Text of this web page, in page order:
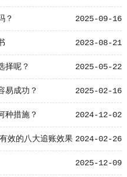
2025-09-16
？
2023-08-21
2025-05-22
择呢？
2025-02-16
易成功？
2024-12-02
种措施？
2024-02-26
效的八大追账效果
2025-12-09